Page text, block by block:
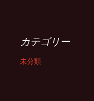
カテゴリー
未分類